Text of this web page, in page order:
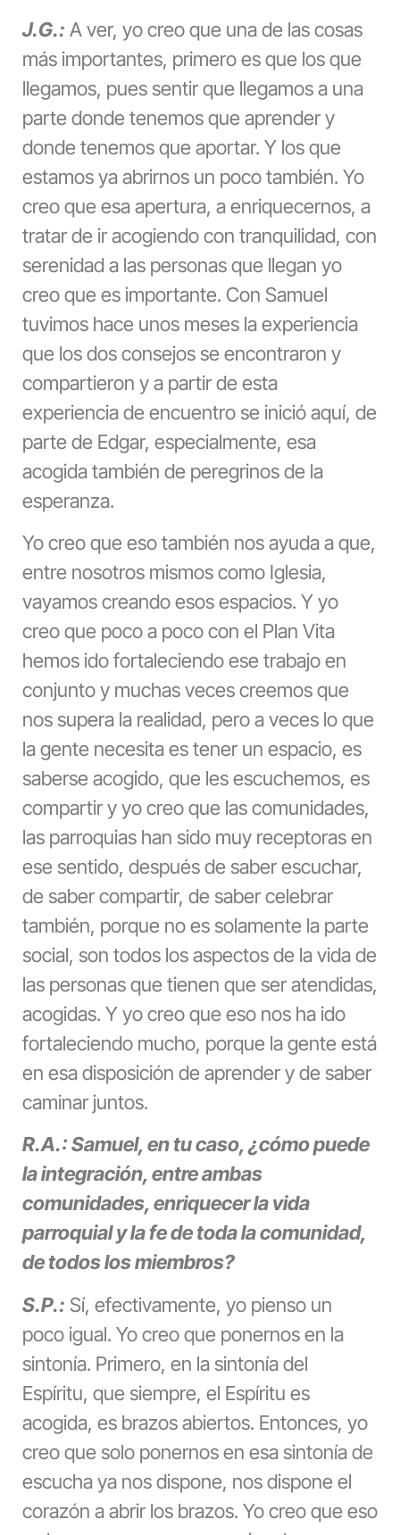
J.G.: A ver, yo creo que una de las cosas
más importantes, primero es que los que
llegamos, pues sentir que llegamos a una
parte donde tenemos que aprender y
donde tenemos que aportar. Y los que
estamos ya abrirnos un poco también. Yo
creo que esa apertura, a enriquecernos, a
tratar de ir acogiendo con tranquilidad, con
serenidad a las personas que llegan yo
creo que es importante. Con Samuel
tuvimos hace unos meses la experiencia
que los dos consejos se encontraron y
compartieron y a partir de esta
experiencia de encuentro se inició aquí, de
parte de Edgar, especialmente, esa
acogida también de peregrinos de la
esperanza.
Yo creo que eso también nos ayuda a que,
entre nosotros mismos como Iglesia,
vayamos creando esos espacios. Y yo
creo que poco a poco con el Plan Vita
hemos ido fortaleciendo ese trabajo en
conjunto y muchas veces creemos que
nos supera la realidad, pero a veces lo que
la gente necesita es tener un espacio, es
saberse acogido, que les escuchemos, es
compartir y yo creo que las comunidades,
las parroquias han sido muy receptoras en
ese sentido, después de saber escuchar,
de saber compartir, de saber celebrar
también, porque no es solamente la parte
social, son todos los aspectos de la vida de
las personas que tienen que ser atendidas,
acogidas. Y yo creo que eso nos ha ido
fortaleciendo mucho, porque la gente está
en esa disposición de aprender y de saber
caminar juntos.
R.A.: Samuel, en tu caso, ¿cómo puede
la integración, entre ambas
comunidades, enriquecer la vida
parroquial y la fe de toda la comunidad,
de todos los miembros?
S.P.: Sí, efectivamente, yo pienso un
poco igual. Yo creo que ponernos en la
sintonía. Primero, en la sintonía del
Espíritu, que siempre, el Espíritu es
acogida, es brazos abiertos. Entonces, yo
creo que solo ponernos en esa sintonía de
escucha ya nos dispone, nos dispone el
corazón a abrir los brazos. Yo creo que eso